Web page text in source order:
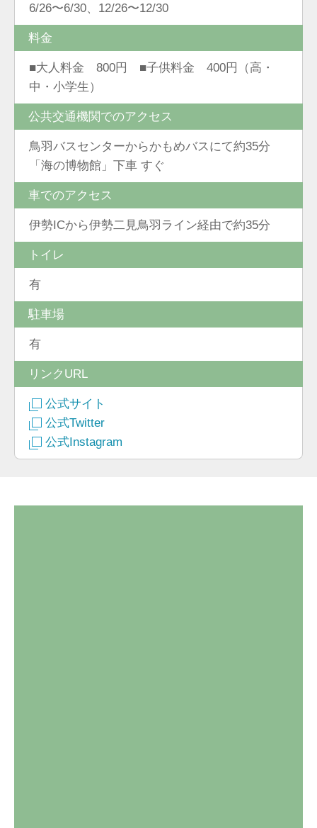
6/26〜6/30、12/26〜12/30
料金
■大人料金 800円 ■子供料金 400円（高・
中・小学生）
公共交通機関でのアクセス
鳥羽バスセンターからかもめバスにて約35分
「海の博物館」下車 すぐ
車でのアクセス
伊勢ICから伊勢二見鳥羽ライン経由で約35分
トイレ
有
駐車場
有
リンクURL
公式サイト
公式Twitter
公式Instagram